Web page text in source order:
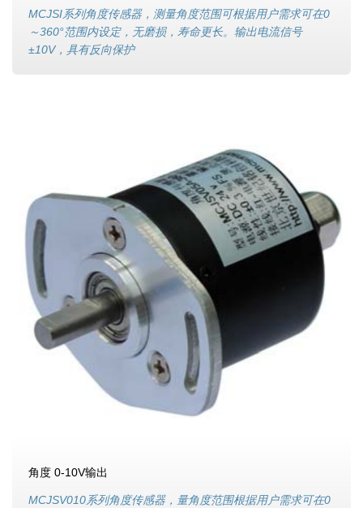
MCJSI系列角度传感器，测量角度范围可根据用户需求可在0
～360°范围内设定，无磨损，寿命更长。输出电流信号
±10V，具有反向保护
角度 0-10V输出
MCJSV010系列角度传感器，量角度范围根据用户需求可在0